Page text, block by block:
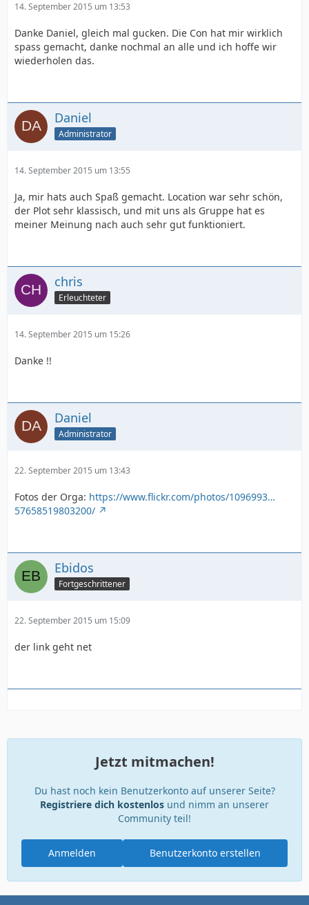
14. September 2015 um 13:53
Danke Daniel, gleich mal gucken. Die Con hat mir wirklich
spass gemacht, danke nochmal an alle und ich hoffe wir
wiederholen das.
Daniel
Administrator
14. September 2015 um 13:55
Ja, mir hats auch Spaß gemacht. Location war sehr schön,
der Plot sehr klassisch, und mit uns als Gruppe hat es
meiner Meinung nach auch sehr gut funktioniert.
chris
Erleuchteter
14. September 2015 um 15:26
Danke !!
Daniel
Administrator
22. September 2015 um 13:43
Fotos der Orga: https://www.flickr.com/photos/1096993…
57658519803200/
Ebidos
Fortgeschrittener
22. September 2015 um 15:09
der link geht net
Jetzt mitmachen!
Du hast noch kein Benutzerkonto auf unserer Seite?
Registriere dich kostenlos und nimm an unserer
Community teil!
Benutzerkonto erstellen
Anmelden